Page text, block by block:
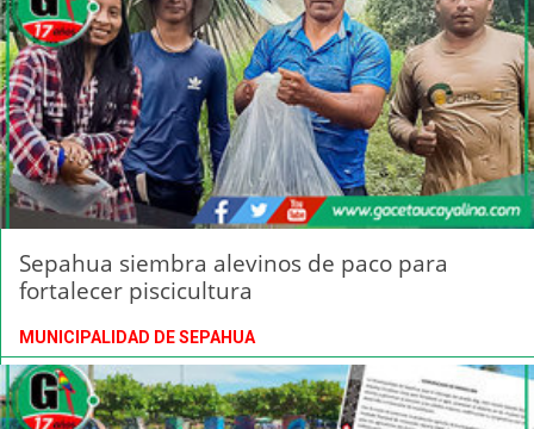
Sepahua siembra alevinos de paco para
fortalecer piscicultura
MUNICIPALIDAD DE SEPAHUA